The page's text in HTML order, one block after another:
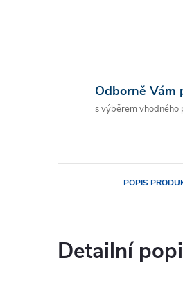
Odborně Vám
s výběrem vhodného
POPIS
Detailní